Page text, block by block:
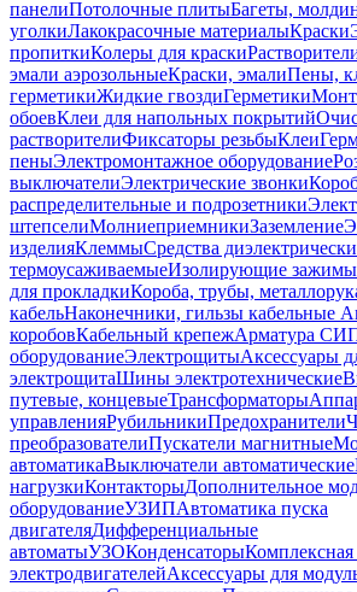
панелиПотолочные плитыБагеты,
уголкиЛакокрасочные материалыКраски
пропиткиКолеры для краски
эмали аэрозольныеКраски, эмалиПены,
герметикиЖидкие гвоздиГерметики
обоевКлеи для напольных покрытий
растворителиФиксаторы резьбыКлеи
пеныЭлектромонтажное оборудование
выключателиЭлектрические звонки
распределительные и подрозетники
штепселиМолниеприемникиЗаземление
изделияКлеммыСредства
термоусаживаемыеИзолирующие зажимы
для прокладкиКороба, трубы,
кабельНаконечники, гильзы кабельные
коробовКабельный крепежАрматура
оборудованиеЭлектрощитыАксессуары
электрощитаШины электротехнические
путевые, концевыеТрансформаторы
управленияРубильникиПредохранители
преобразователиПускатели магнитные
автоматикаВыключатели автоматические
нагрузкиКонтакторыДополнительное
оборудованиеУЗИПАвтоматика пуска
двигателяДифференциальные
автоматыУЗОКонденсаторыКомплексная
электродвигателейАксессуары для